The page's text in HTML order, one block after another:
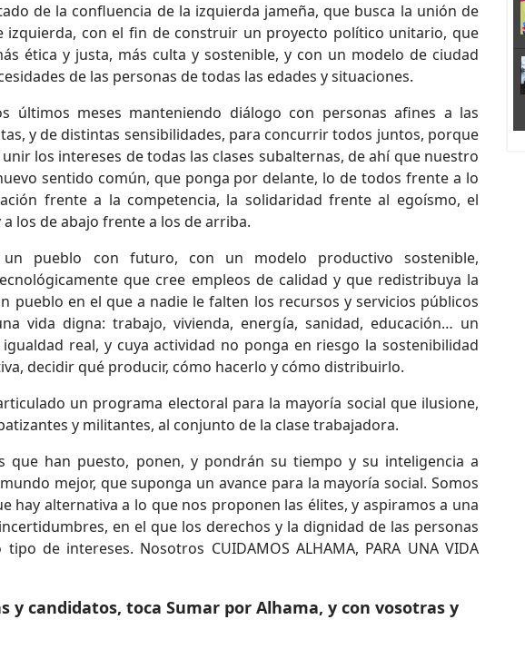
de la confluencia de la izquierda jameña, que busca la unión de
izquierda, con el fin de construir un proyecto político unitario, que
ética y justa, más culta y sostenible, y con un modelo de ciudad
de las personas de todas las edades y situaciones.
últimos meses manteniendo diálogo con personas afines a las
y de distintas sensibilidades, para concurrir todos juntos, porque
los intereses de todas las clases subalternas, de ahí que nuestro
sentido común, que ponga por delante, lo de todos frente a lo
frente a la competencia, la solidaridad frente al egoísmo, el
los de abajo frente a los de arriba.
pueblo con futuro, con un modelo productivo sostenible,
que cree empleos de calidad y que redistribuya la
pueblo en el que a nadie le falten los recursos y servicios públicos
vida digna: trabajo, vivienda, energía, sanidad, educación… un
real, y cuya actividad no ponga en riesgo la sostenibilidad
decidir qué producir, cómo hacerlo y cómo distribuirlo.
un programa electoral para la mayoría social que ilusione,
y militantes, al conjunto de la clase trabajadora.
que han puesto, ponen, y pondrán su tiempo y su inteligencia a
mejor, que suponga un avance para la mayoría social. Somos
hay alternativa a lo que nos proponen las élites, y aspiramos a una
en el que los derechos y la dignidad de las personas
de intereses. Nosotros CUIDAMOS ALHAMA, PARA UNA VIDA
y candidatos, toca Sumar por Alhama, y con vosotras y